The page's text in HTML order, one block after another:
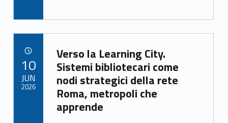
e
b
o
o
k
to
d
o
n
ai
l
ar
e
Link identifier archive #link-archive-36910
Verso la Learning City.
Sistemi bibliotecari come
nodi strategici della rete
Roma, metropoli che
apprende
10
JUN
2026